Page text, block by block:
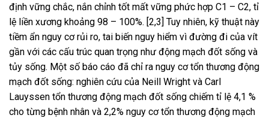
định vững chắc, nắn chỉnh tốt mất vững phức hợp C1 – C2, tỉ
lệ liền xương khoảng 98 – 100%. [2,3] Tuy nhiên, kỹ thuật này
tiềm ẩn nguy cơ rủi ro, tai biến nguy hiểm vì đường đi của vít
gần với các cấu trúc quan trọng như động mạch đốt sống và
tủy sống. Một số báo cáo đã chỉ ra nguy cơ tổn thương động
mạch đốt sống: nghiên cứu của Neill Wright và Carl
Lauyssen tổn thương động mạch đốt sống chiếm tỉ lệ 4,1 %
cho từng bệnh nhân và 2,2% nguy cơ tổn thương động mạch